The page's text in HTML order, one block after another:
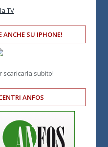
TV
ANCHE SU IPHONE!
scaricarla subito!
ANFOS